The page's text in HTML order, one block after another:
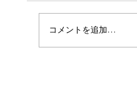
コメントを追加…